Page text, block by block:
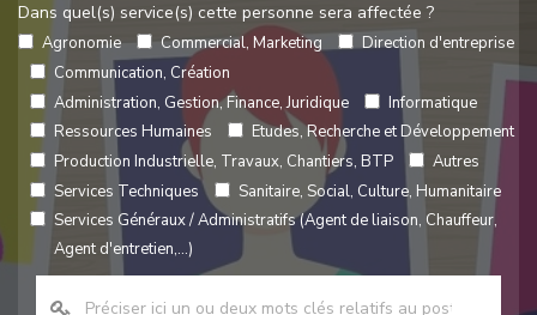
Dans quel(s) service(s) cette personne sera affectée ?
Agronomie Commercial, Marketing
Direction d'entreprise
Communication, Création
Administration, Gestion, Finance, Juridique
Informatique
Ressources Humaines
Etudes, Recherche et Développement
Production Industrielle, Travaux, Chantiers, BTP
Autres
Services Techniques
Sanitaire, Social, Culture, Humanitaire
Services Généraux / Administratifs (Agent de liaison, Chauffeur,
Agent d'entretien,...)